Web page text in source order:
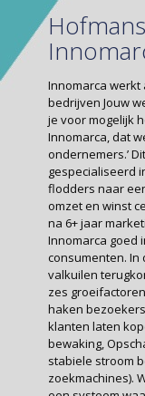
Innomarca
bedrijven Jouw
je voor mogelijk
Innomarca, dat
ondernemers.’
gespecialiseerd
flodders naar
omzet en winst
na 6+ jaar
Innomarca goed
consumenten. In
valkuilen
zes
haken
klanten laten
bewaking,
stabiele stroom
zoekmachines).